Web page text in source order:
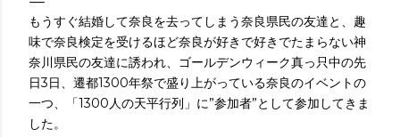
もうすぐ結婚して奈良を去ってしまう奈良県民の友達と、趣
味で奈良検定を受けるほど奈良が好きで好きでたまらない神
奈川県民の友達に誘われ、ゴールデンウィーク真っ只中の先
日3日、遷都1300年祭で盛り上がっている奈良のイベントの
一つ、「1300人の天平行列」に”参加者”として参加してきま
した。